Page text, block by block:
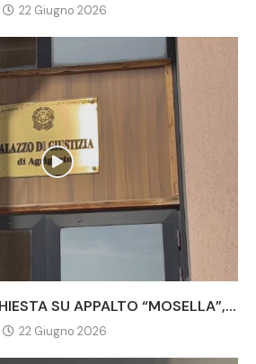
22 Giugno 2026
SU APPALTO “MOSELLA”,...
22 Giugno 2026